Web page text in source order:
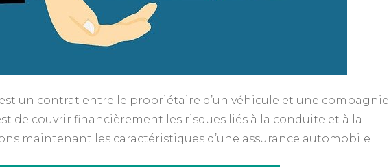
un contrat entre le propriétaire d’un véhicule et une compagnie
de couvrir financièrement les risques liés à la conduite et à la
maintenant les caractéristiques d’une assurance automobile